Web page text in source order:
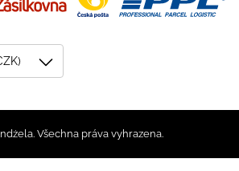
Všechna práva vyhrazena.